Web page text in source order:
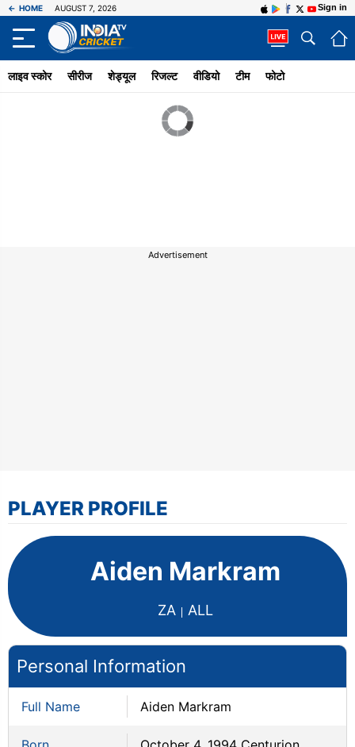
← HOME AUGUST 7, 2026 Sign in
लाइव स्‍कोर सीरीज शेड्यूल रिजल्‍ट वीडियो टीम फोटो
Advertisement
PLAYER PROFILE
Aiden Markram
ZA ALL
Personal Information
Full Name Aiden Markram